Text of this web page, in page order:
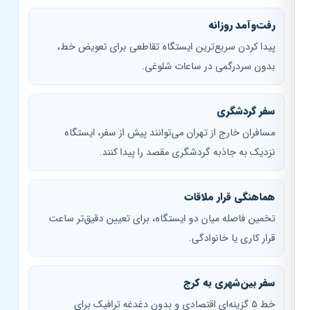
رفت‌وآمد روزانه
پیدا کردن سریع‌ترین ایستگاه تقاطعی برای تعویض خط،
بدون سردرگمی در ساعات شلوغی.
سفر گردشگری
مسافران خارج از تهران می‌توانند پیش از سفر، ایستگاه
نزدیک به جاذبه گردشگری مقصد را پیدا کنند.
هماهنگی قرار ملاقات
تخمین فاصله میان دو ایستگاه، برای تعیین دقیق‌تر ساعت
قرار کاری یا خانوادگی.
سفر بین‌شهری به کرج
خط ۵ گزینه‌ای اقتصادی و بدون دغدغه ترافیک برای